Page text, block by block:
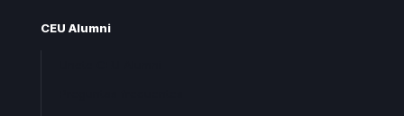
CEU Alumni